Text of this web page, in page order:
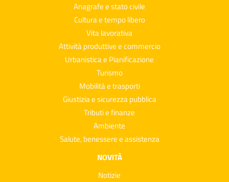
Anagrafe e stato civile
Cultura e tempo libero
Vita lavorativa
Attività produttive e commercio
Urbanistica e Pianificazione
Turismo
Mobilità e trasporti
Giustizia e sicurezza pubblica
Tributi e finanze
Ambiente
Salute, benessere e assistenza
NOVITÀ
Notizie